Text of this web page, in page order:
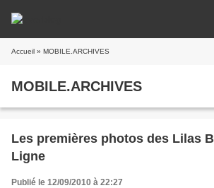
Accueil » MOBILE.ARCHIVES
MOBILE.ARCHIVES
Les premières photos des Lilas
Ligne
Publié le 12/09/2010 à 22:27